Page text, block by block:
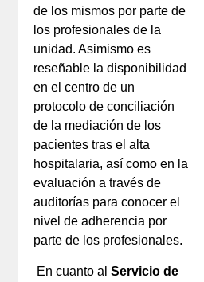
de los mismos por parte de
los profesionales de la
unidad. Asimismo es
reseñable la disponibilidad
en el centro de un
protocolo de conciliación
de la mediación de los
pacientes tras el alta
hospitalaria, así como en la
evaluación a través de
auditorías para conocer el
nivel de adherencia por
parte de los profesionales.
En cuanto al Servicio de